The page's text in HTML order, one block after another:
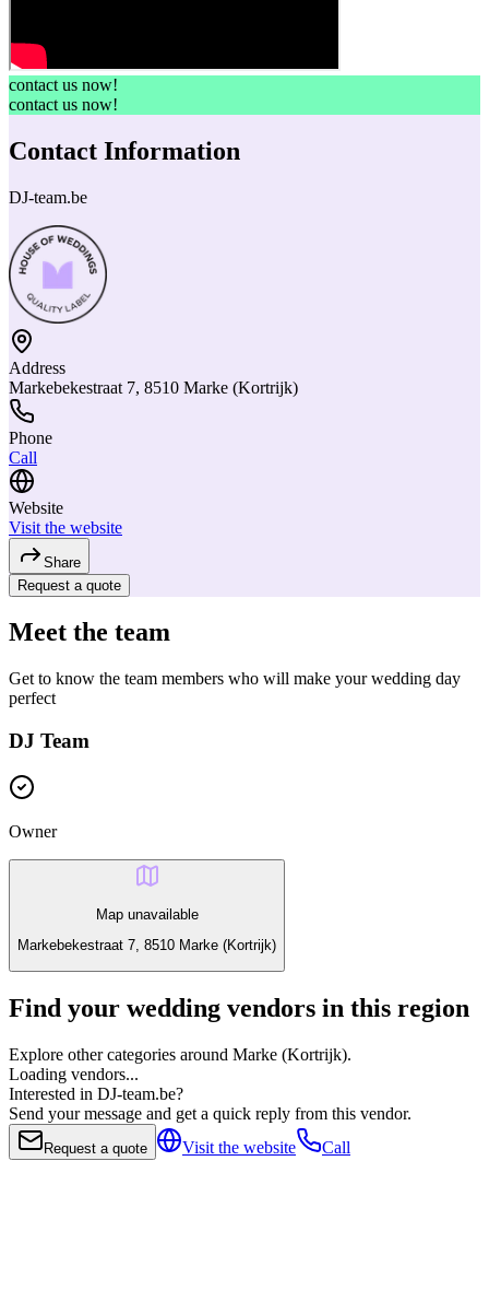
contact us now!
contact us now!
Contact Information
DJ-team.be
Address
Markebekestraat 7, 8510 Marke (Kortrijk)
Phone
Call
Website
Visit the website
Share
Request a quote
Meet the team
Get to know the team members who will make your wedding day
perfect
DJ Team
Owner
Map unavailable
Markebekestraat 7, 8510 Marke (Kortrijk)
Find your wedding vendors in this region
Explore other categories around Marke (Kortrijk).
Loading vendors...
Interested in DJ-team.be?
Send your message and get a quick reply from this vendor.
Request a quote Visit the website Call